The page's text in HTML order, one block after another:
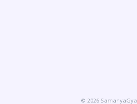
© 2026